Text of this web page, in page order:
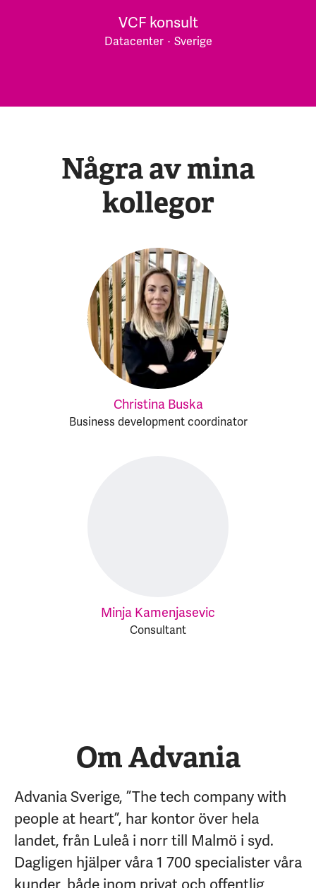
VCF konsult
Datacenter · Sverige
Några av mina
kollegor
Christina Buska
Business development coordinator
Minja Kamenjasevic
Consultant
Om Advania
Advania Sverige, ”The tech company with
people at heart”, har kontor över hela
landet, från Luleå i norr till Malmö i syd.
Dagligen hjälper våra 1 700 specialister våra
kunder, både inom privat och offentlig